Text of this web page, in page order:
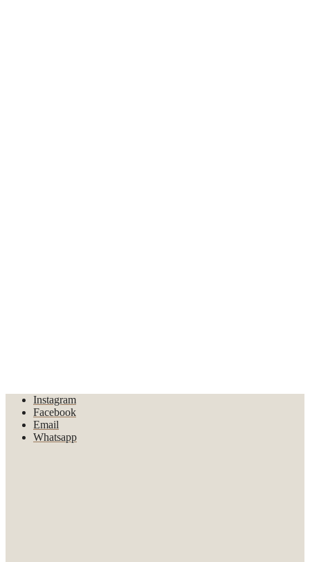
Instagram
Facebook
Email
Whatsapp